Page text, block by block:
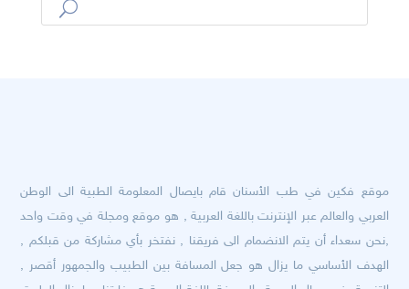
موقع فكين في طب الأسنان قام بايصال المعلومة الطبية الى الوطن
العربي والعالم عبر الإنترنت باللغة العربية , هو موقع ومجلة في وقت واحد
,نحن سعداء أن يتم الانضمام الى فريقنا , نفتخر بأي مشاركة من قبلكم ,
الهدف الأساسي ما يزال هو جعل المسافة بين الطبيب والجمهور أقصر ,